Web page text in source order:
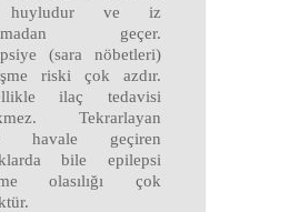
ve iz
geçer.
(sara nöbetleri)
riski çok azdır.
ilaç tedavisi
Tekrarlayan
havale geçiren
bile epilepsi
olasılığı çok